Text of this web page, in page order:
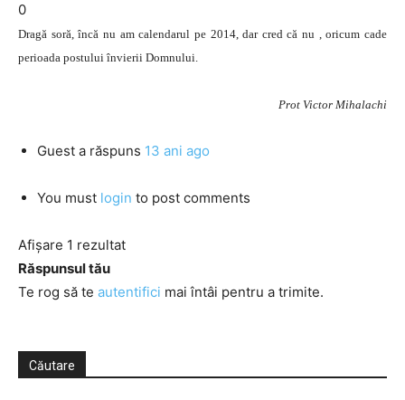
0
Dragă soră, încă nu am calendarul pe 2014, dar cred că nu , oricum cade
perioada postului învierii Domnului.
Prot Victor Mihalachi
Guest a răspuns 13 ani ago
You must login to post comments
Afișare 1 rezultat
Răspunsul tău
Te rog să te autentifici mai întâi pentru a trimite.
Căutare